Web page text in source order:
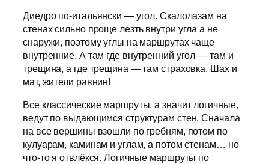
Диедро по-итальянски — угол. Скалолазам на
стенах сильно проще лезть внутри угла а не
снаружи, поэтому углы на маршрутах чаще
внутренние. А там где внутренний угол — там и
трещина, а где трещина — там страховка. Шах и
мат, жители равнин!
Все классические маршруты, а значит логичные,
ведут по выдающимся структурам стен. Сначала
на все вершины взошли по гребням, потом по
кулуарам, каминам и углам, а потом стенам… но
что-то я отвлёкся. Логичные маршруты по